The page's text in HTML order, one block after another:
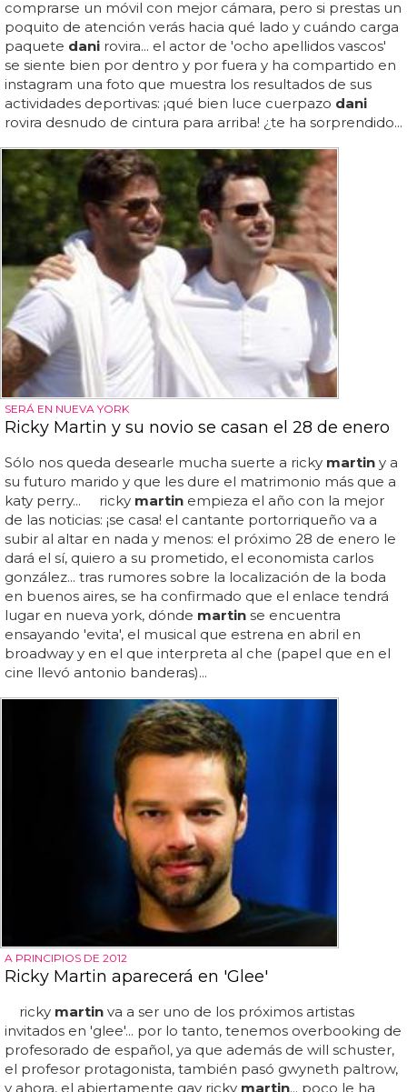
comprarse un móvil con mejor cámara, pero si prestas un
poquito de atención verás hacia qué lado y cuándo carga
paquete dani rovira... el actor de 'ocho apellidos vascos'
se siente bien por dentro y por fuera y ha compartido en
instagram una foto que muestra los resultados de sus
actividades deportivas: ¡qué bien luce cuerpazo dani
rovira desnudo de cintura para arriba! ¿te ha sorprendido...
SERÁ EN NUEVA YORK
Ricky Martin y su novio se casan el 28 de enero
Sólo nos queda desearle mucha suerte a ricky martin y a
su futuro marido y que les dure el matrimonio más que a
katy perry... ricky martin empieza el año con la mejor
de las noticias: ¡se casa! el cantante portorriqueño va a
subir al altar en nada y menos: el próximo 28 de enero le
dará el sí, quiero a su prometido, el economista carlos
gonzález... tras rumores sobre la localización de la boda
en buenos aires, se ha confirmado que el enlace tendrá
lugar en nueva york, dónde martin se encuentra
ensayando 'evita', el musical que estrena en abril en
broadway y en el que interpreta al che (papel que en el
cine llevó antonio banderas)...
A PRINCIPIOS DE 2012
Ricky Martin aparecerá en 'Glee'
ricky martin va a ser uno de los próximos artistas
invitados en 'glee'... por lo tanto, tenemos overbooking de
profesorado de español, ya que además de will schuster,
el profesor protagonista, también pasó gwyneth paltrow,
y ahora, el abiertamente gay ricky martin... poco le ha